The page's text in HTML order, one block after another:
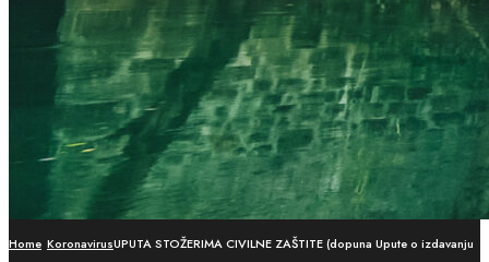
Home KoronavirusUPUTA STOŽERIMA CIVILNE ZAŠTITE (dopuna Upute o izdavanju